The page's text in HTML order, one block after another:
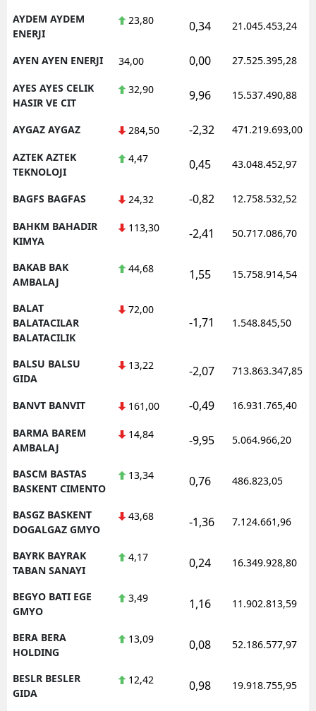
AYDEM AYDEM
ENERJI
23,80 0,34 21.045.453,24
AYEN AYEN ENERJI 34,00 0,00 27.525.395,28
AYES AYES CELIK
HASIR VE CIT
32,90 9,96 15.537.490,88
AYGAZ AYGAZ 284,50 -2,32 471.219.693,00
AZTEK AZTEK
TEKNOLOJI
4,47 0,45 43.048.452,97
BAGFS BAGFAS 24,32 -0,82 12.758.532,52
BAHKM BAHADIR
KIMYA
113,30 -2,41 50.717.086,70
BAKAB BAK
AMBALAJ
44,68 1,55 15.758.914,54
BALAT
BALATACILAR
BALATACILIK
72,00
-1,71 1.548.845,50
BALSU BALSU
GIDA
13,22 -2,07 713.863.347,85
BANVT BANVIT 161,00 -0,49 16.931.765,40
BARMA BAREM
AMBALAJ
14,84 -9,95 5.064.966,20
BASCM BASTAS
BASKENT CIMENTO
13,34 0,76 486.823,05
BASGZ BASKENT
DOGALGAZ GMYO
43,68 -1,36 7.124.661,96
BAYRK BAYRAK
TABAN SANAYI
4,17 0,24 16.349.928,80
BEGYO BATI EGE
GMYO
3,49 1,16 11.902.813,59
BERA BERA
HOLDING
13,09 0,08 52.186.577,97
BESLR BESLER
GIDA
12,42 0,98 19.918.755,95